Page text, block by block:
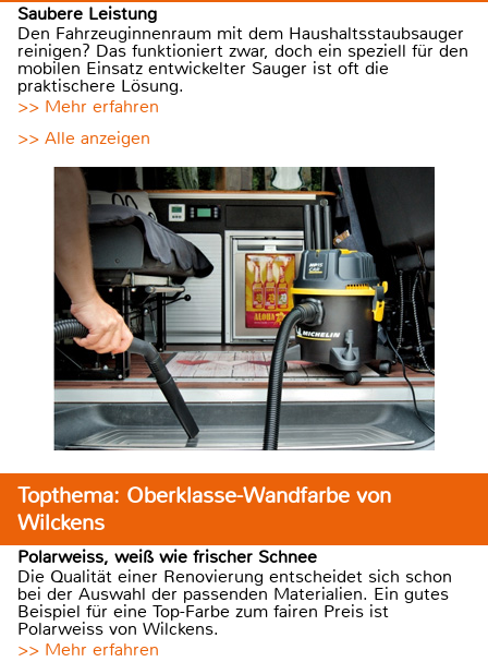
Saubere Leistung
Den Fahrzeuginnenraum mit dem Haushaltsstaubsauger
reinigen? Das funktioniert zwar, doch ein speziell für den
mobilen Einsatz entwickelter Sauger ist oft die
praktischere Lösung.
>> Mehr erfahren
>> Alle anzeigen
Topthema: Oberklasse-Wandfarbe von
Wilckens
Polarweiss, weiß wie frischer Schnee
Die Qualität einer Renovierung entscheidet sich schon
bei der Auswahl der passenden Materialien. Ein gutes
Beispiel für eine Top-Farbe zum fairen Preis ist
Polarweiss von Wilckens.
>> Mehr erfahren